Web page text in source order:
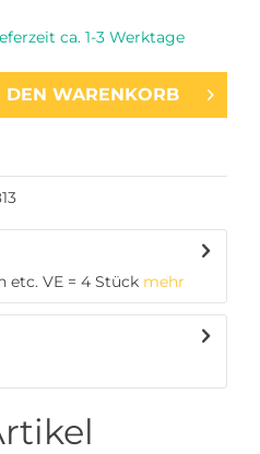
ca. 1-3 Werktage
DEN WARENKORB
etc. VE = 4 Stück mehr